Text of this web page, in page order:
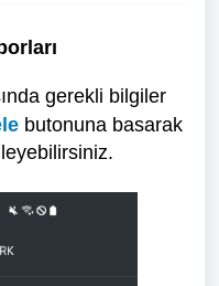
gerekli bilgiler
butonuna basarak